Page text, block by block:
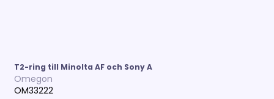
T2-ring till Minolta AF och Sony A
Omegon
OM33222